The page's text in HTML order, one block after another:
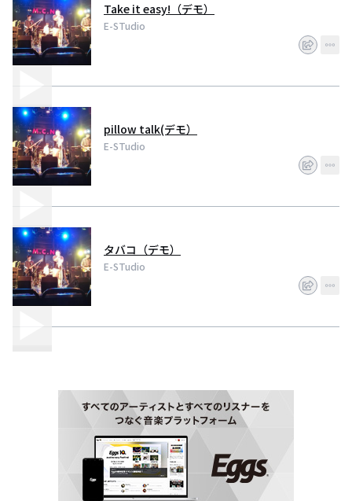
Take it easy!（デモ）
E-STudio
pillow talk(デモ）
E-STudio
タバコ（デモ）
E-STudio